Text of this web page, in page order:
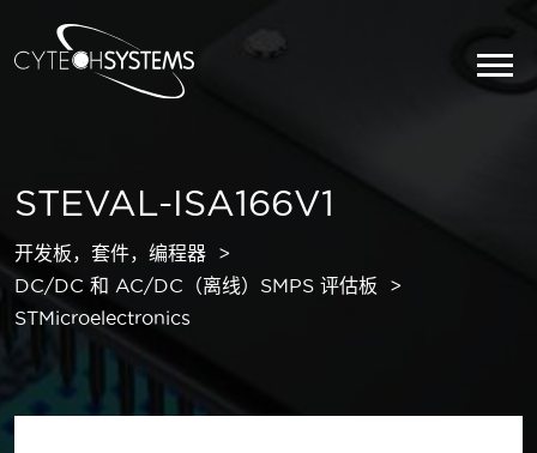
STEVAL-ISA166V1
开发板，套件，编程器
DC/DC 和 AC/DC（离线）SMPS 评估板
STMicroelectronics